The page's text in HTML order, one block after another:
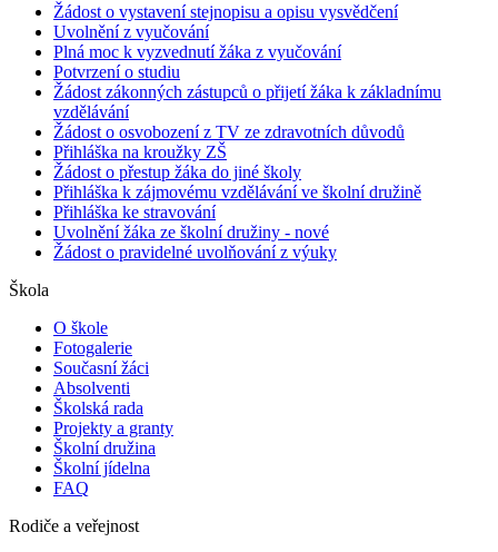
Žádost o vystavení stejnopisu a opisu vysvědčení
Uvolnění z vyučování
Plná moc k vyzvednutí žáka z vyučování
Potvrzení o studiu
Žádost zákonných zástupců o přijetí žáka k základnímu
vzdělávání
Žádost o osvobození z TV ze zdravotních důvodů
Přihláška na kroužky ZŠ
Žádost o přestup žáka do jiné školy
Přihláška k zájmovému vzdělávání ve školní družině
Přihláška ke stravování
Uvolnění žáka ze školní družiny - nové
Žádost o pravidelné uvolňování z výuky
Škola
O škole
Fotogalerie
Současní žáci
Absolventi
Školská rada
Projekty a granty
Školní družina
Školní jídelna
FAQ
Rodiče a veřejnost